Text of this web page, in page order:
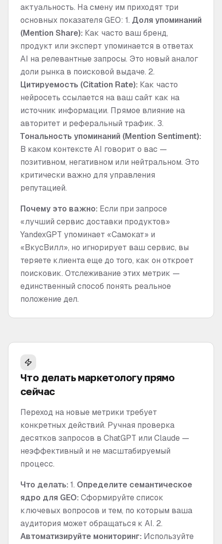
актуальность. На смену им приходят три
основных показателя GEO: 1. Доля упоминаний
(Mention Share): Как часто ваш бренд,
продукт или эксперт упоминается в ответах
AI на релевантные запросы. Это новый аналог
доли рынка в поисковой выдаче. 2.
Цитируемость (Citation Rate): Как часто
нейросеть ссылается на ваш сайт как на
источник информации. Прямое влияние на
авторитет и реферальный трафик. 3.
Тональность упоминаний (Mention Sentiment):
В каком контексте AI говорит о вас —
позитивном, негативном или нейтральном. Это
критически важно для управления
репутацией.
Почему это важно: Если при запросе
«лучший сервис доставки продуктов»
YandexGPT упоминает «Самокат» и
«ВкусВилл», но игнорирует ваш сервис, вы
теряете клиента еще до того, как он откроет
поисковик. Отслеживание этих метрик —
единственный способ понять реальное
положение дел.
Что делать маркетологу прямо
сейчас
Переход на новые метрики требует
конкретных действий. Ручная проверка
десятков запросов в ChatGPT или Claude —
неэффективный и не масштабируемый
процесс.
Что делать: 1. Определите семантическое
ядро для GEO: Сформируйте список
ключевых вопросов и тем, по которым ваша
аудитория может обращаться к AI. 2.
Автоматизируйте мониторинг: Используйте